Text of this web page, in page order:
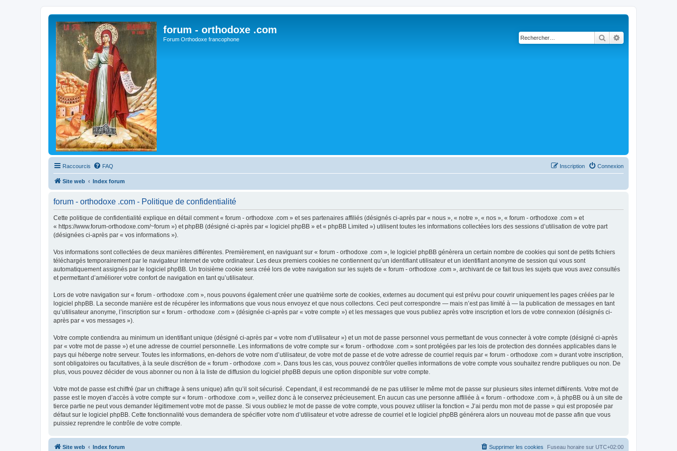
forum - orthodoxe .com
Forum Orthodoxe francophone Rechercher
Raccourcis FAQ Connexion
Inscription
Site web Index forum
forum - orthodoxe .com - Politique de confidentialité
Cette politique de confidentialité explique en détail comment « forum - orthodoxe .com » et ses partenaires affiliés (désignés ci-après par « nous », « notre », « nos », « forum - orthodoxe .com » et
« https://www.forum-orthodoxe.com/~forum ») et phpBB (désigné ci-après par « logiciel phpBB » et « phpBB Limited ») utilisent toutes les informations collectées lors des sessions d’utilisation de votre part
(désignées ci-après par « vos informations »).
Vos informations sont collectées de deux manières différentes. Premièrement, en naviguant sur « forum - orthodoxe .com », le logiciel phpBB génèrera un certain nombre de cookies qui sont de petits fichiers
téléchargés temporairement par le navigateur internet de votre ordinateur. Les deux premiers cookies ne contiennent qu’un identifiant utilisateur et un identifiant anonyme de session qui vous sont
automatiquement assignés par le logiciel phpBB. Un troisième cookie sera créé lors de votre navigation sur les sujets de « forum - orthodoxe .com », archivant de ce fait tous les sujets que vous avez consultés
et permettant d’améliorer votre confort de navigation en tant qu’utilisateur.
Lors de votre navigation sur « forum - orthodoxe .com », nous pouvons également créer une quatrième sorte de cookies, externes au document qui est prévu pour couvrir uniquement les pages créées par le
logiciel phpBB. La seconde manière est de récupérer les informations que vous nous envoyez et que nous collectons. Ceci peut correspondre — mais n’est pas limité à — la publication de messages en tant
qu’utilisateur anonyme, l’inscription sur « forum - orthodoxe .com » (désignée ci-après par « votre compte ») et les messages que vous publiez après votre inscription et lors de votre connexion (désignés ci-
après par « vos messages »).
Votre compte contiendra au minimum un identifiant unique (désigné ci-après par « votre nom d’utilisateur ») et un mot de passe personnel vous permettant de vous connecter à votre compte (désigné ci-après
par « votre mot de passe ») et une adresse de courriel personnelle. Les informations de votre compte sur « forum - orthodoxe .com » sont protégées par les lois de protection des données applicables dans le
pays qui héberge notre serveur. Toutes les informations, en-dehors de votre nom d’utilisateur, de votre mot de passe et de votre adresse de courriel requis par « forum - orthodoxe .com » durant votre inscription,
sont obligatoires ou facultatives, à la seule discrétion de « forum - orthodoxe .com ». Dans tous les cas, vous pouvez contrôler quelles informations de votre compte vous souhaitez rendre publiques ou non. De
plus, vous pouvez décider de vous abonner ou non à la liste de diffusion du logiciel phpBB depuis une option disponible sur votre compte.
Votre mot de passe est chiffré (par un chiffrage à sens unique) afin qu’il soit sécurisé. Cependant, il est recommandé de ne pas utiliser le même mot de passe sur plusieurs sites internet différents. Votre mot de
passe est le moyen d’accès à votre compte sur « forum - orthodoxe .com », veillez donc à le conservez précieusement. En aucun cas une personne affiliée à « forum - orthodoxe .com », à phpBB ou à un site de
tierce partie ne peut vous demander légitimement votre mot de passe. Si vous oubliez le mot de passe de votre compte, vous pouvez utiliser la fonction « J’ai perdu mon mot de passe » qui est proposée par
défaut sur le logiciel phpBB. Cette fonctionnalité vous demandera de spécifier votre nom d’utilisateur et votre adresse de courriel et le logiciel phpBB générera alors un nouveau mot de passe afin que vous
puissiez reprendre le contrôle de votre compte.
Site web Index forum Fuseau horaire sur UTC+02:00
Supprimer les cookies